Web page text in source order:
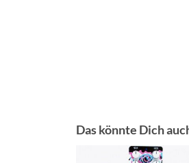
Das könnte Dich